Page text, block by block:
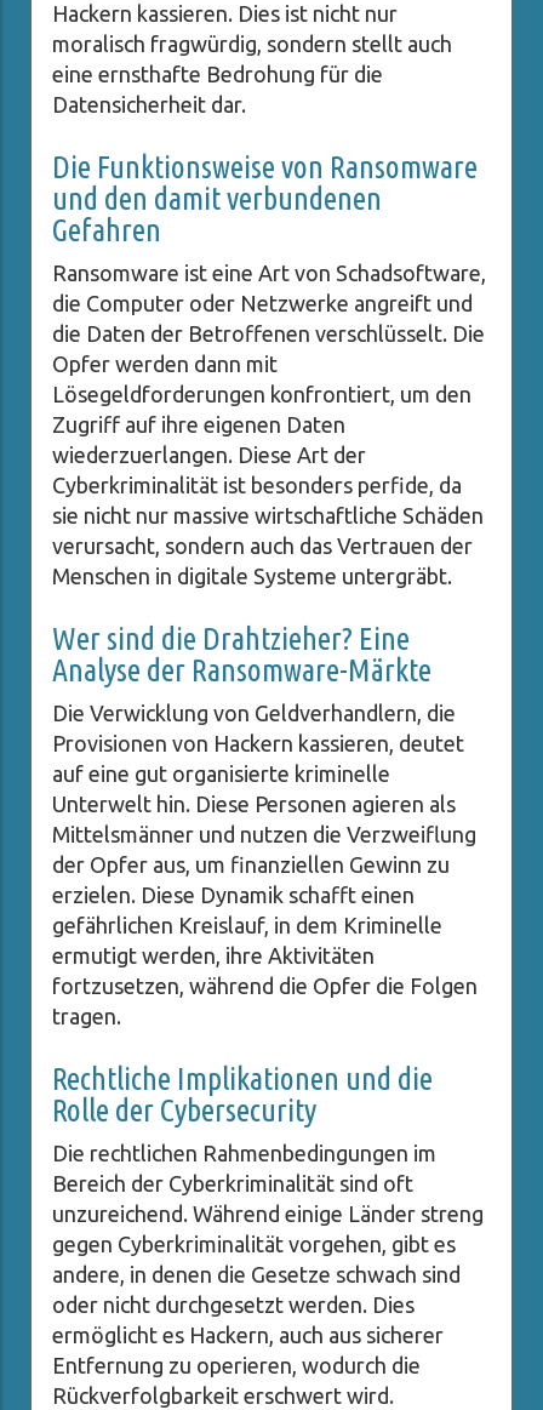
Hackern kassieren. Dies ist nicht nur
moralisch fragwürdig, sondern stellt auch
eine ernsthafte Bedrohung für die
Datensicherheit dar.
Die Funktionsweise von Ransomware
und den damit verbundenen
Gefahren
Ransomware ist eine Art von Schadsoftware,
die Computer oder Netzwerke angreift und
die Daten der Betroffenen verschlüsselt. Die
Opfer werden dann mit
Lösegeldforderungen konfrontiert, um den
Zugriff auf ihre eigenen Daten
wiederzuerlangen. Diese Art der
Cyberkriminalität ist besonders perfide, da
sie nicht nur massive wirtschaftliche Schäden
verursacht, sondern auch das Vertrauen der
Menschen in digitale Systeme untergräbt.
Wer sind die Drahtzieher? Eine
Analyse der Ransomware-Märkte
Die Verwicklung von Geldverhandlern, die
Provisionen von Hackern kassieren, deutet
auf eine gut organisierte kriminelle
Unterwelt hin. Diese Personen agieren als
Mittelsmänner und nutzen die Verzweiflung
der Opfer aus, um finanziellen Gewinn zu
erzielen. Diese Dynamik schafft einen
gefährlichen Kreislauf, in dem Kriminelle
ermutigt werden, ihre Aktivitäten
fortzusetzen, während die Opfer die Folgen
tragen.
Rechtliche Implikationen und die
Rolle der Cybersecurity
Die rechtlichen Rahmenbedingungen im
Bereich der Cyberkriminalität sind oft
unzureichend. Während einige Länder streng
gegen Cyberkriminalität vorgehen, gibt es
andere, in denen die Gesetze schwach sind
oder nicht durchgesetzt werden. Dies
ermöglicht es Hackern, auch aus sicherer
Entfernung zu operieren, wodurch die
Rückverfolgbarkeit erschwert wird.